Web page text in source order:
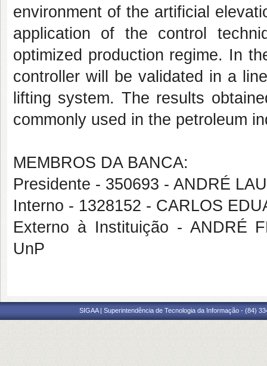
environment of the artificial
application of the control
optimized production regime. In
controller will be validated in a
lifting system. The results
commonly used in the petroleum
MEMBROS DA BANCA:
Presidente - 350693 - ANDRÉ
Interno - 1328152 - CARLOS
Externo à Instituição - ANDRÉ
UnP
SIGAA | Superintendência de Tecnologia da Informação - (84)